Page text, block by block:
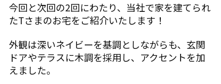
今回と次回の2回にわたり、当社で家を建てられ
たTさまのお宅をご紹介いたします！
外観は深いネイビーを基調としながらも、玄関
ドアやテラスに木調を採用し、アクセントを加
えました。